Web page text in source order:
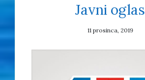
Javni oglas
11 prosinca, 2019